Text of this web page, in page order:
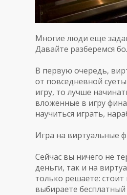
Многие люди еще
Давайте разберемся
В первую очередь,
от повседневной суеты
игру, то лучше
вложенные в игру
научиться играть,
Игра на виртуальные
Сейчас вы ничего не
деньги, так и на
только решаете: стоит
выбираете бесплатный